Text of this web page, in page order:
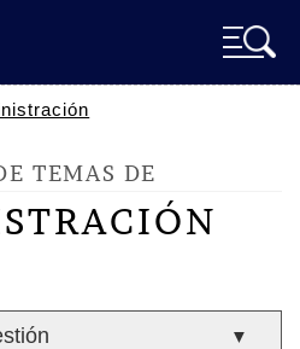
TEMAS DE
▼